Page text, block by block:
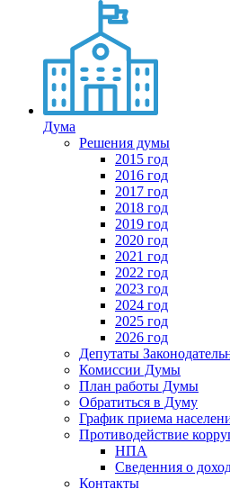
Дума
Решения думы
2015 год
2016 год
2017 год
2018 год
2019 год
2020 год
2021 год
2022 год
2023 год
2024 год
2025 год
2026 год
Депутаты
Комиссии Думы
План работы Думы
Обратиться в Думу
График приема
Противодействие
НПА
Сведенния о
Контакты